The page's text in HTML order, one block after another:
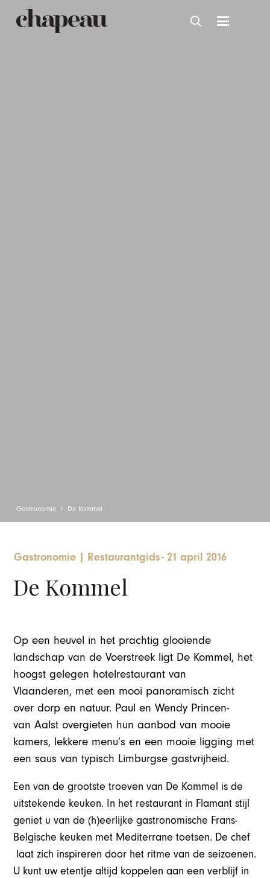
Gastronomie De Kommel
Gastronomie Restaurantgids-21 april 2016
De Kommel
Op een heuvel in het prachtig glooiende
landschap van de Voerstreek ligt De Kommel, het
hoogst gelegen hotelrestaurant van
Vlaanderen, met een mooi panoramisch zicht
over dorp en natuur. Paul en Wendy Princen-
van Aalst overgieten hun aanbod van mooie
kamers, lekkere menu’s en een mooie ligging met
een saus van typisch Limburgse gastvrijheid.
Een van de grootste troeven van De Kommel is de
uitstekende keuken. In het restaurant in Flamant stijl
geniet u van de (h)eerlijke gastronomische Frans-
Belgische keuken met Mediterrane toetsen. De chef
laat zich inspireren door het ritme van de seizoenen.
U kunt uw etentje altijd koppelen aan een verblijf in